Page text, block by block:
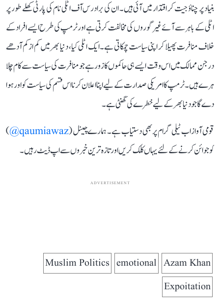
بنیاد پر چناؤ جیت کر اقتدار میں آئی ہیں۔ ان کی برادرس آف اٹلی نام کی پارٹی کھلے طور پر
اٹلی کے باہر سے آئے غیر گوروں کی مخالفت کرتی ہے اور ٹرمپ کی طرح ایسے افراد کے
خلاف منافرت پھیلا کر اپنی سیاست چمکاتی ہے۔ ایک اٹلی کیا، دنیا بھر میں کم از کم آدھے
درجن ممالک میں اس وقت ایسے ہی حاکموں کا زور ہے جو منافرت کی سیاست سے کام چلا
ہرے ہیں۔ ٹرمپ کا امریکی صدارت کے لیے اپنا اعلان کرنا اس قسم کی سیاست کو اور ہوا
دے گا جو دنیا بھر کے لیے خطرے کی گھنٹی ہے۔
قومی آواز اب ٹیلی گرام پر بھی دستیاب ہے۔ ہمارے چینل (qaumiawaz@
)
کو جوائن کرنے کے لئے یہاں کلک کریں اور تازہ ترین خبروں سے اپ ڈیٹ رہیں۔
ADVERTISEMENT
Azam Khan
emotional
Muslim Politics
Expoitation